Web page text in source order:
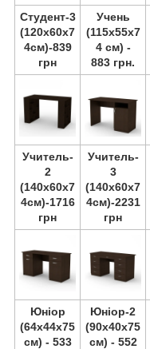
Студент-3
(120х60х7
4см)-839
грн
Учень
(115х55х7
4 см) -
883 грн.
Учитель-
2
(140х60х7
4см)-1716
грн
Учитель-
3
(140х60х7
4см)-2231
грн
Юніор
(64х44х75
см) - 533
Юніор-2
(90х40х75
см) - 552